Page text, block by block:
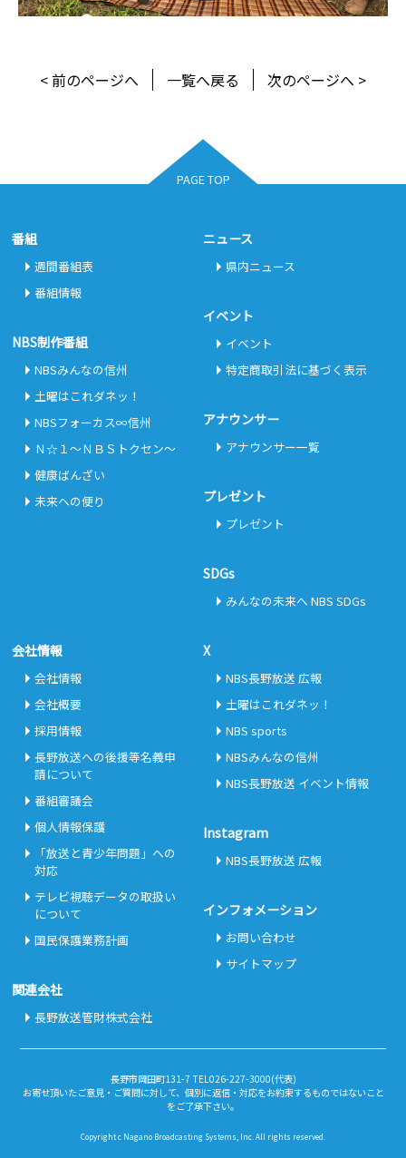
< 前のページへ 一覧へ戻る 次のページへ >
PAGE TOP
番組
週間番組表
番組情報
NBS制作番組
NBSみんなの信州
土曜はこれダネッ！
NBSフォーカス∞信州
Ｎ☆１～ＮＢＳトクセン～
健康ばんざい
未来への便り
ニュース
県内ニュース
イベント
イベント
特定商取引法に基づく表示
アナウンサー
アナウンサー一覧
プレゼント
プレゼント
SDGs
みんなの未来へ NBS SDGs
会社情報
会社情報
会社概要
採用情報
長野放送への後援等名義申
請について
番組審議会
個人情報保護
「放送と青少年問題」への
対応
テレビ視聴データの取扱い
について
国民保護業務計画
関連会社
長野放送管財株式会社
X
NBS長野放送 広報
土曜はこれダネッ！
NBS sports
NBSみんなの信州
NBS長野放送 イベント情報
Instagram
NBS長野放送 広報
インフォメーション
お問い合わせ
サイトマップ
長野市岡田町131-7 TEL026-227-3000(代表)
お寄せ頂いたご意見・ご質問に対して、個別に返信・対応をお約束するものではないこと
をご了承下さい。
Copyright c Nagano Broadcasting Systems, Inc. All rights reserved.